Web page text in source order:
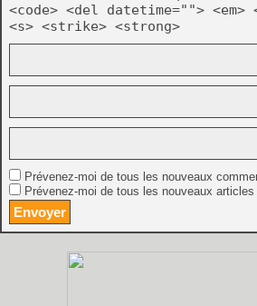
<code> <del datetime="">
<s> <strike> <strong>
Prévenez-moi de tous les nouveaux
Prévenez-moi de tous les nouveaux articles